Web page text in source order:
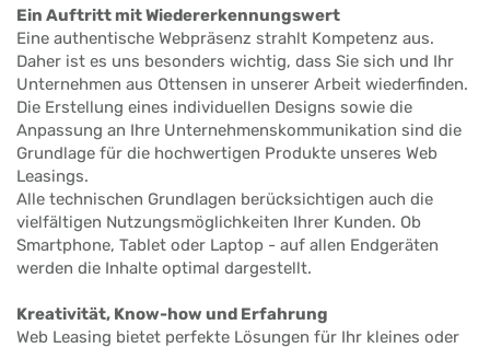
Ein Auftritt mit Wiedererkennungswert
Eine authentische Webpräsenz strahlt Kompetenz aus.
Daher ist es uns besonders wichtig, dass Sie sich und Ihr
Unternehmen aus Ottensen in unserer Arbeit wiederfinden.
Die Erstellung eines individuellen Designs sowie die
Anpassung an Ihre Unternehmenskommunikation sind die
Grundlage für die hochwertigen Produkte unseres Web
Leasings.
Alle technischen Grundlagen berücksichtigen auch die
vielfältigen Nutzungsmöglichkeiten Ihrer Kunden. Ob
Smartphone, Tablet oder Laptop - auf allen Endgeräten
werden die Inhalte optimal dargestellt.
Kreativität, Know-how und Erfahrung
Web Leasing bietet perfekte Lösungen für Ihr kleines oder